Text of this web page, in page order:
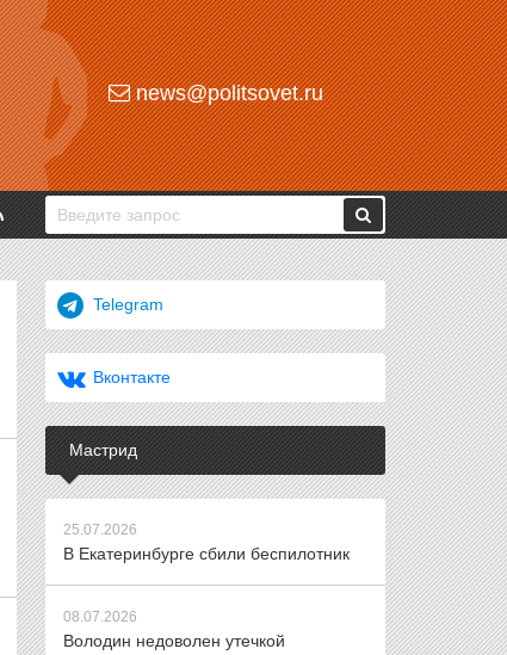
news@politsovet.ru
Telegram
Вконтакте
Мастрид
25.07.2026
В Екатеринбурге сбили беспилотник
08.07.2026
Володин недоволен утечкой